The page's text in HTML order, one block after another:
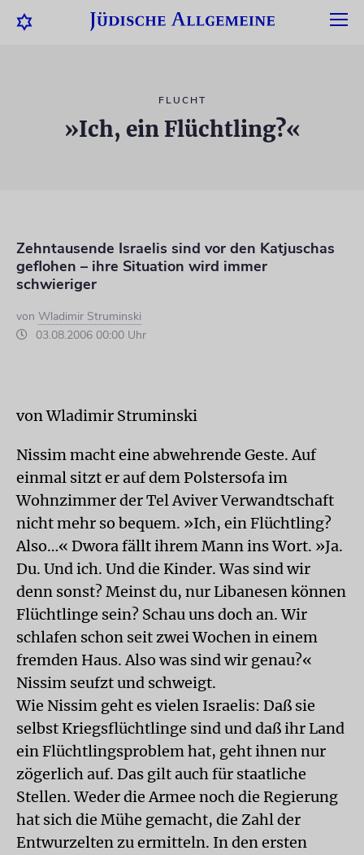
FLUCHT
»Ich, ein Flüchtling?«
Zehntausende Israelis sind vor den Katjuschas
geflohen – ihre Situation wird immer
schwieriger
von Wladimir Struminski
03.08.2006 00:00 Uhr
von Wladimir Struminski
Nissim macht eine abwehrende Geste. Auf
einmal sitzt er auf dem Polstersofa im
Wohnzimmer der Tel Aviver Verwandtschaft
nicht mehr so bequem. »Ich, ein Flüchtling?
Also…« Dwora fällt ihrem Mann ins Wort. »Ja.
Du. Und ich. Und die Kinder. Was sind wir
denn sonst? Meinst du, nur Libanesen können
Flüchtlinge sein? Schau uns doch an. Wir
schlafen schon seit zwei Wochen in einem
fremden Haus. Also was sind wir genau?«
Nissim seufzt und schweigt.
Wie Nissim geht es vielen Israelis: Daß sie
selbst Kriegsflüchtlinge sind und daß ihr Land
ein Flüchtlingsproblem hat, geht ihnen nur
zögerlich auf. Das gilt auch für staatliche
Stellen. Weder die Armee noch die Regierung
hat sich die Mühe gemacht, die Zahl der
Entwurzelten zu ermitteln. In den ersten